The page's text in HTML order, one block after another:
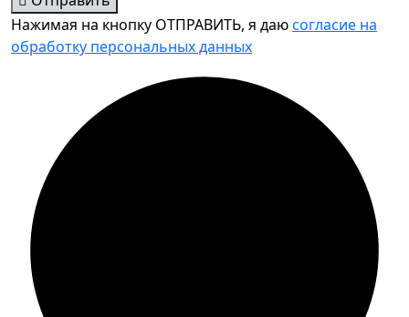
Нажимая на кнопку ОТПРАВИТЬ, я даюсогласие на
обработку персональных данных